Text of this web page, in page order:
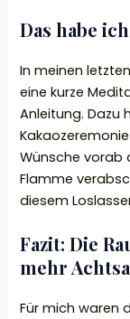
Das habe
In meinen
eine kurze
Anleitung. Dazu
Wünsche vorab
Flamme
diesem
Fazit: Die
mehr
Für mich waren